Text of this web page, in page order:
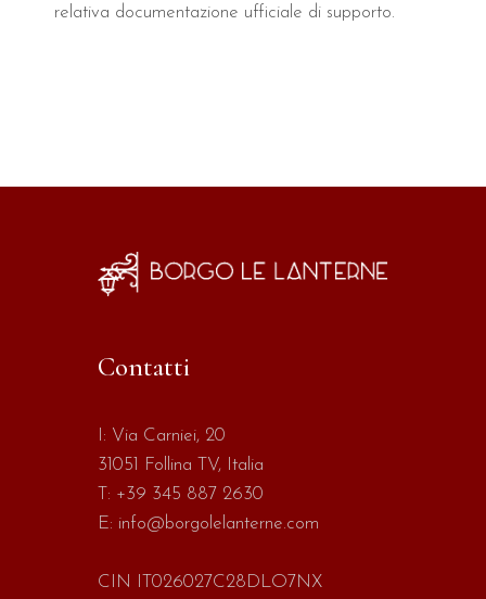
relativa documentazione ufficiale di supporto.
Contatti
I: Via Carniei, 20
31051 Follina TV, Italia
T: +39 345 887 2630
E: info@borgolelanterne.com
CIN IT026027C28DLO7NX